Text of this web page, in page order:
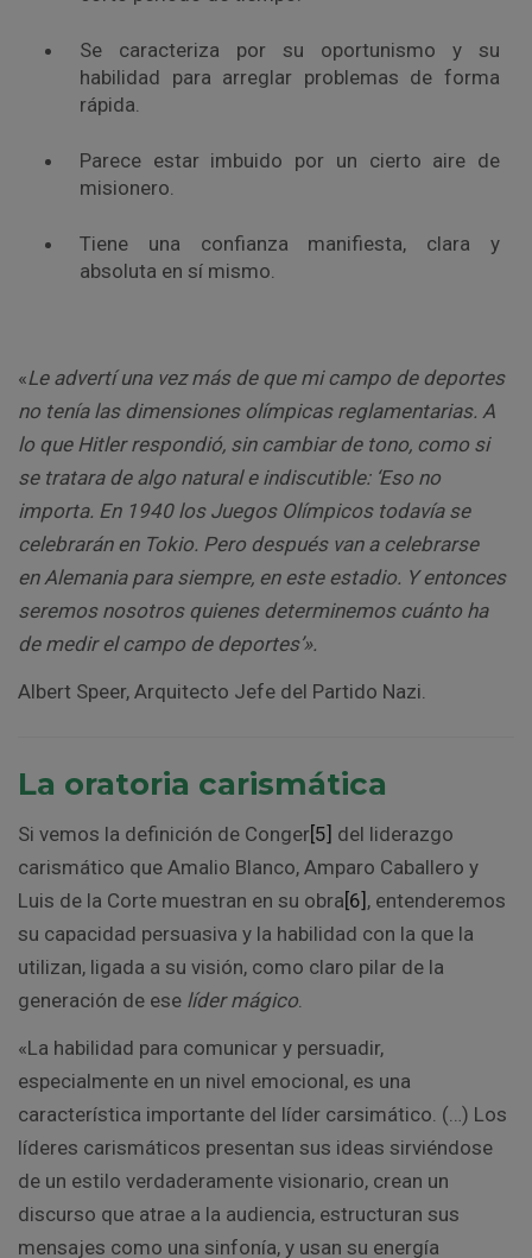
Se caracteriza por su oportunismo y su
habilidad para arreglar problemas de forma
rápida.
Parece estar imbuido por un cierto aire de
misionero.
Tiene una confianza manifiesta, clara y
absoluta en sí mismo.
«Le advertí una vez más de que mi campo de deportes
no tenía las dimensiones olímpicas reglamentarias. A
lo que Hitler respondió, sin cambiar de tono, como si
se tratara de algo natural e indiscutible: ‘Eso no
importa. En 1940 los Juegos Olímpicos todavía se
celebrarán en Tokio. Pero después van a celebrarse
en Alemania para siempre, en este estadio. Y entonces
seremos nosotros quienes determinemos cuánto ha
de medir el campo de deportes’».
Albert Speer, Arquitecto Jefe del Partido Nazi.
La oratoria carismática
Si vemos la definición de Conger[5] del liderazgo
carismático que Amalio Blanco, Amparo Caballero y
Luis de la Corte muestran en su obra [6] , entenderemos
su capacidad persuasiva y la habilidad con la que la
utilizan, ligada a su visión, como claro pilar de la
generación de ese líder mágico.
«La habilidad para comunicar y persuadir,
especialmente en un nivel emocional, es una
característica importante del líder carsimático. (…) Los
líderes carismáticos presentan sus ideas sirviéndose
de un estilo verdaderamente visionario, crean un
discurso que atrae a la audiencia, estructuran sus
mensajes como una sinfonía, y usan su energía